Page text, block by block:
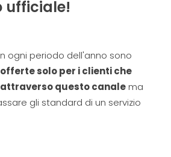
ufficiale!
ogni periodo dell'anno sono
offerte solo per i clienti che
questo canalema
gli standard di un servizio